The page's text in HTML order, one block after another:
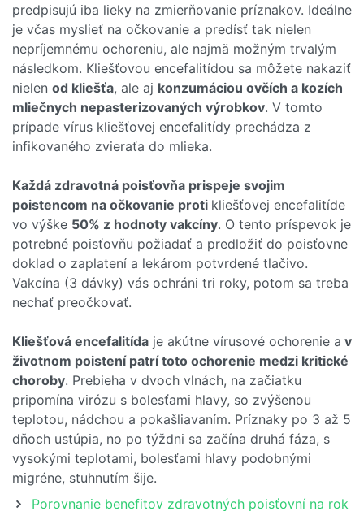
predpisujú iba lieky na zmierňovanie príznakov. Ideálne
je včas myslieť na očkovanie a predísť tak nielen
nepríjemnému ochoreniu, ale najmä možným trvalým
následkom. Kliešťovou encefalitídou sa môžete nakaziť
nielen od kliešťa, ale aj konzumáciou ovčích a kozích
mliečnych nepasterizovaných výrobkov. V tomto
prípade vírus kliešťovej encefalitídy prechádza z
infikovaného zvieraťa do mlieka.
Každá zdravotná poisťovňa prispeje svojim
poistencom na očkovanie proti kliešťovej encefalitíde
vo výške 50% z hodnoty vakcíny. O tento príspevok je
potrebné poisťovňu požiadať a predložiť do poisťovne
doklad o zaplatení a lekárom potvrdené tlačivo.
Vakcína (3 dávky) vás ochráni tri roky, potom sa treba
nechať preočkovať.
Kliešťová encefalitída je akútne vírusové ochorenie a v
životnom poistení patrí toto ochorenie medzi kritické
choroby. Prebieha v dvoch vlnách, na začiatku
pripomína virózu s bolesťami hlavy, so zvýšenou
teplotou, nádchou a pokašliavaním. Príznaky po 3 až 5
dňoch ustúpia, no po týždni sa začína druhá fáza, s
vysokými teplotami, bolesťami hlavy podobnými
migréne, stuhnutím šije.
Porovnanie benefitov zdravotných poisťovní na rok